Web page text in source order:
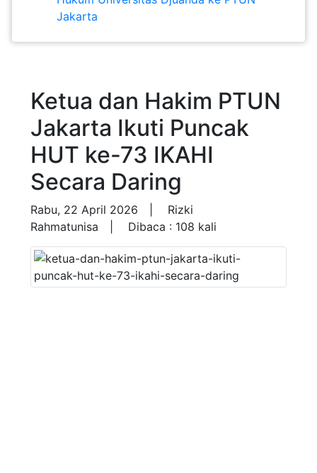
Jakarta
Ketua dan Hakim PTUN
Jakarta Ikuti Puncak
HUT ke-73 IKAHI
Secara Daring
Rabu, 22 April 2026 |
Rizki
Rahmatunisa |
Dibaca : 108 kali